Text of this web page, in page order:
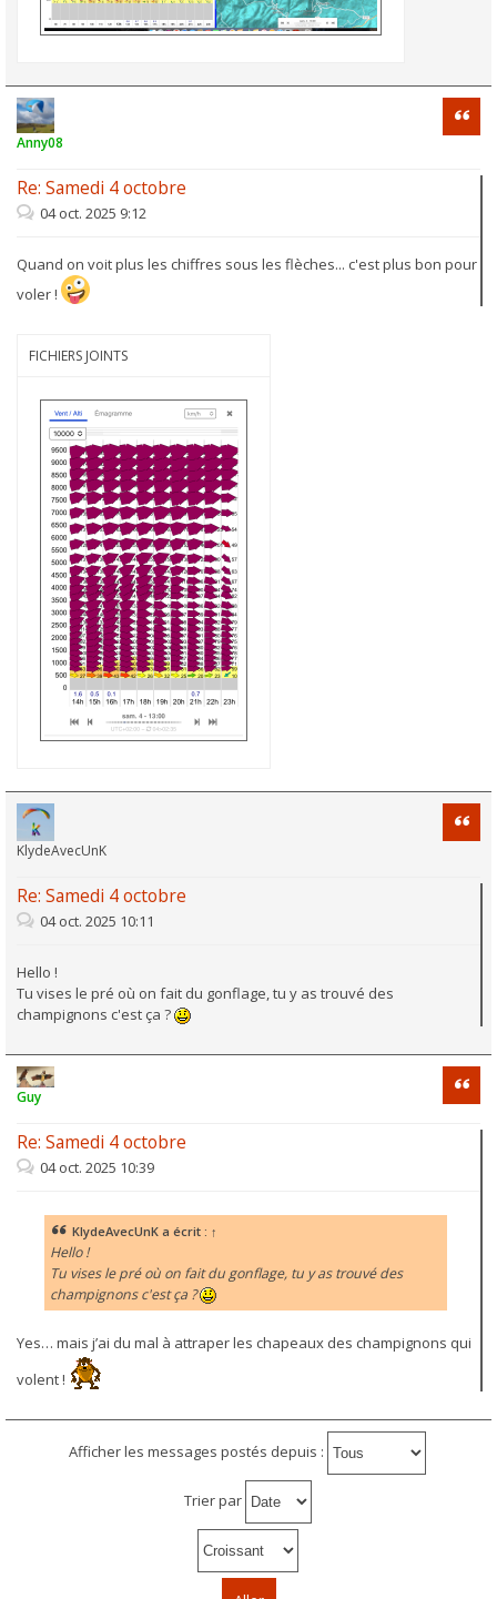
Anny08
Re: Samedi 4 octobre
04 oct. 2025 9:12
Quand on voit plus les chiffres sous les flèches... c'est plus bon pour
voler !
FICHIERS JOINTS
KlydeAvecUnK
Re: Samedi 4 octobre
04 oct. 2025 10:11
Hello !
Tu vises le pré où on fait du gonflage, tu y as trouvé des
champignons c'est ça ?
Guy
Re: Samedi 4 octobre
04 oct. 2025 10:39
KlydeAvecUnK a écrit : ↑
Hello !
Tu vises le pré où on fait du gonflage, tu y as trouvé des
champignons c'est ça ?
Yes… mais j’ai du mal à attraper les chapeaux des champignons qui
volent !
Afficher les messages postés depuis :
Trier par